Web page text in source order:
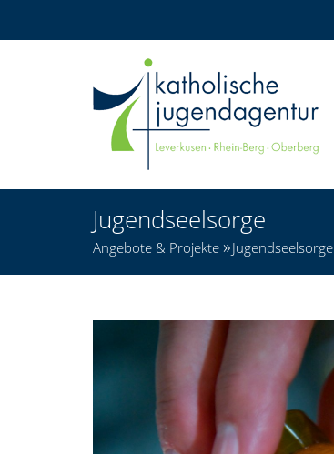
Jugendseelsorge
Angebote & Projekte Jugendseelsorge